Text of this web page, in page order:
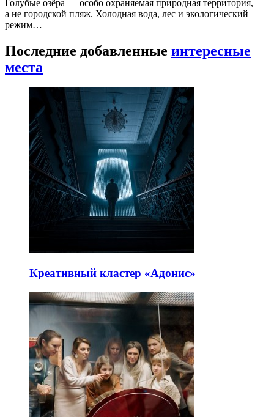
Голубые озёра — особо охраняемая природная территория,
а не городской пляж. Холодная вода, лес и экологический
режим…
Последние добавленные интересные
места
Креативный кластер «Адонис»